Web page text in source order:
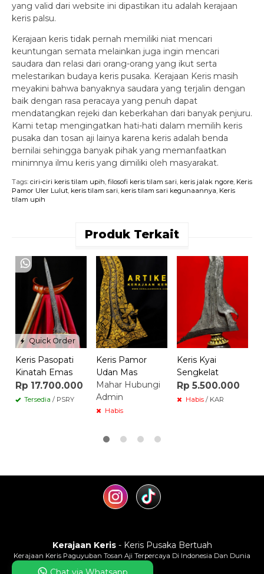
yang valid dari website ini dipastikan itu adalah kerajaan
keris palsu.
Kerajaan keris tidak pernah memiliki niat mencari
keuntungan semata melainkan juga ingin mencari
saudara dan relasi dari orang-orang yang ikut serta
melestarikan budaya keris pusaka. Kerajaan Keris masih
meyakini bahwa banyaknya saudara yang terjalin dengan
baik dengan rasa peracaya yang penuh dapat
mendatangkan rejeki dan keberkahan dari banyak penjuru.
Kami tetap mengingatkan hati-hati dalam memilih keris
pusaka dan tosan aji lainya karena keris adalah benda
bernilai sehingga banyak pihak yang memanfaatkan
minimnya ilmu keris yang dimiliki oleh masyarakat.
Tags: ciri-ciri keris tilam upih, filosofi keris tilam sari, keris jalak ngore, Keris
Pamor Uler Lulut, keris tilam sari, keris tilam sari kegunaannya, Keris
tilam upih
Produk Terkait
Quick Order
Keris Pasopati
Kinatah Emas
Rp 17.700.000
Tersedia / PSRY
Keris Pamor
Udan Mas
Mahar Hubungi
Admin
Habis
Keris Kyai
Sengkelat
Rp 5.500.000
Habis / KAR
Kerajaan Keris- Keris Pusaka Bertuah
Kerajaan Keris Paguyuban Tosan Aji Terpercaya Di Indonesia Dan Dunia